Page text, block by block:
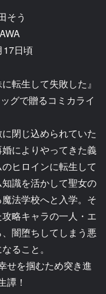
そう
17日頃
転生して失敗した』
グで贈るコミカライ
閉じ込められていた
によりやってきた義
ヒロインに転生して
識を活かして聖女の
法学校へと入学。そ
略キャラの一人・エ
闇堕ちしてしまう悪
ること。
せを掴むため突き進
譚！